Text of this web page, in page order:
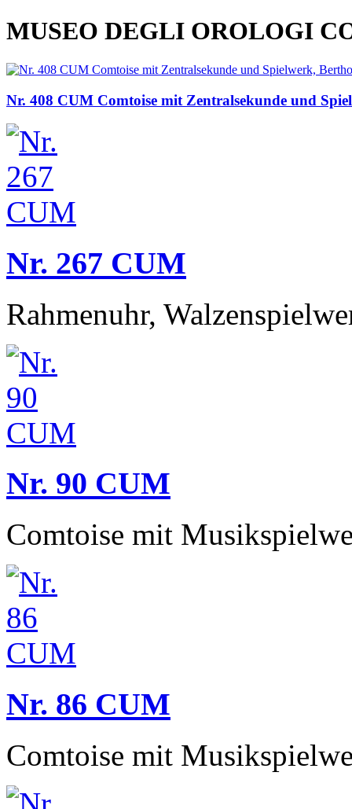
MUSEO DEGLI OROLOGI
Nr. 408 CUM Comtoise mit Zentralsekunde und
Nr. 267 CUM
Rahmenuhr,
Nr. 90 CUM
Comtoise mit
Nr. 86 CUM
Comtoise mit